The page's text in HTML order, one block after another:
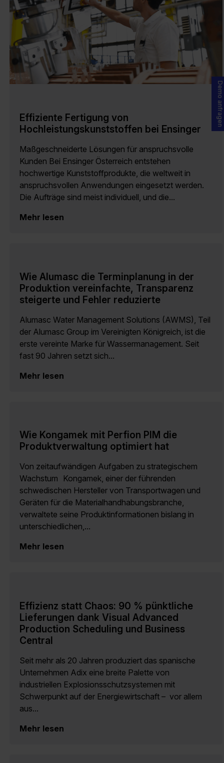
Effiziente Fertigung von
Hochleistungskunststoffen bei Ensinger
Maßgeschneiderte Lösungen für anspruchsvolle
Kunden Bei Ensinger Österreich entstehen
hochwertige Kunststoffprodukte, die weltweit in
anspruchsvollen Anwendungen eingesetzt werden.
Die Aufträge sind meist individuell, und die...
Mehr lesen
Wie Alumasc die Terminplanung in der
Produktion vereinfachte, Transparenz
steigerte und Fehler reduzierte
Alumasc Water Management Solutions (AWMS), Teil
der Alumasc Group im Vereinigten Königreich, ist die
erste vereinte Marke für Wassermanagement. Seit
fast 90 Jahren setzt sich...
Mehr lesen
Wie Kongamek mit Perfion PIM die
Produktverwaltung optimiert hat
Von zeitaufwändigen Aufgaben zu strategischem
Wachstum Kongamek, einer der führenden
schwedischen Hersteller von Transportwagen und
Geräten für die Materialhandhabungsbranche,
verwaltete seine Produktinformationen bislang in
unterschiedlichen,...
Mehr lesen
Effizienz statt Chaos: 90 % pünktliche
Lieferungen dank Visual Advanced
Production Scheduling und Business
Central
Seit mehr als 20 Jahren produziert das spanische
Unternehmen Adix eine breite Palette von
industriellen Explosionsschutzsystemen mit
Schwerpunkt auf der Energiewirtschaft – vor allem
aus...
Mehr lesen
Demo anfragen